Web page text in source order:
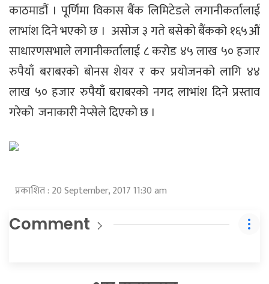
काठमाडौं । पूर्णिमा विकास बैंक लिमिटेडले लगानीकर्तालाई
लाभांश दिने भएको छ । असोज ३ गते बसेको बैंकको १६५औं
साधारणसभाले लगानीकर्तालाई ८ करोड ४५ लाख ५० हजार
रुपैयाँ बराबरको बोनस शेयर र कर प्रयोजनको लागि ४४
लाख ५० हजार रुपैयाँ बराबरको नगद लाभांश दिने प्रस्ताव
गरेको जनाकारी नेप्सेले दिएकाे छ ।
प्रकाशित : 20 September, 2017 11:30 am
Comment